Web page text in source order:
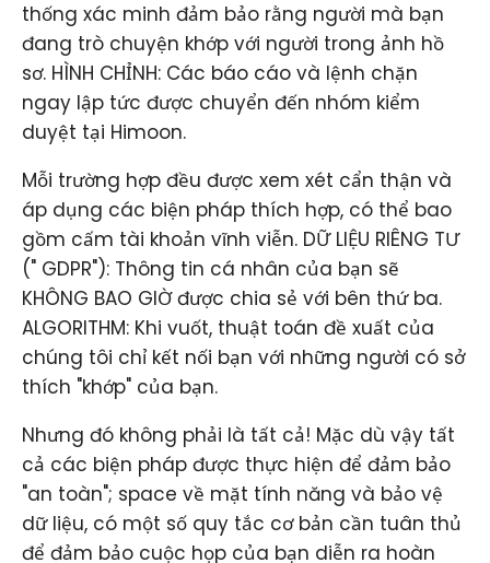
thống xác minh đảm bảo rằng người mà bạn
đang trò chuyện khớp với người trong ảnh hồ
sơ. HÌNH CHỈNH: Các báo cáo và lệnh chặn
ngay lập tức được chuyển đến nhóm kiểm
duyệt tại Himoon.
Mỗi trường hợp đều được xem xét cẩn thận và
áp dụng các biện pháp thích hợp, có thể bao
gồm cấm tài khoản vĩnh viễn. DỮ LIỆU RIÊNG TƯ
(" GDPR"): Thông tin cá nhân của bạn sẽ
KHÔNG BAO GIỜ được chia sẻ với bên thứ ba.
ALGORITHM: Khi vuốt, thuật toán đề xuất của
chúng tôi chỉ kết nối bạn với những người có sở
thích "khớp" của bạn.
Nhưng đó không phải là tất cả! Mặc dù vậy tất
cả các biện pháp được thực hiện để đảm bảo
"an toàn"; space về mặt tính năng và bảo vệ
dữ liệu, có một số quy tắc cơ bản cần tuân thủ
để đảm bảo cuộc họp của bạn diễn ra hoàn